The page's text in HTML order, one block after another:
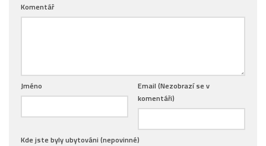
Komentář
Email (Nezobrazí se v
komentáři)
Jméno
Kde jste byly ubytováni (nepovinné)